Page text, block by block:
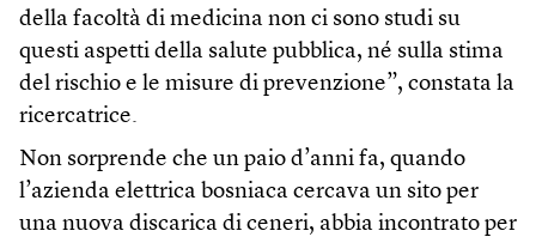
della facoltà di medicina non ci sono studi su
questi aspetti della salute pubblica, né sulla stima
del rischio e le misure di prevenzione”, constata la
ricercatrice.
Non sorprende che un paio d’anni fa, quando
l’azienda elettrica bosniaca cercava un sito per
una nuova discarica di ceneri, abbia incontrato per